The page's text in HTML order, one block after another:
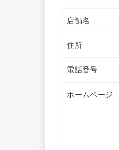
店舗名
住所
電話番号
ホームページ